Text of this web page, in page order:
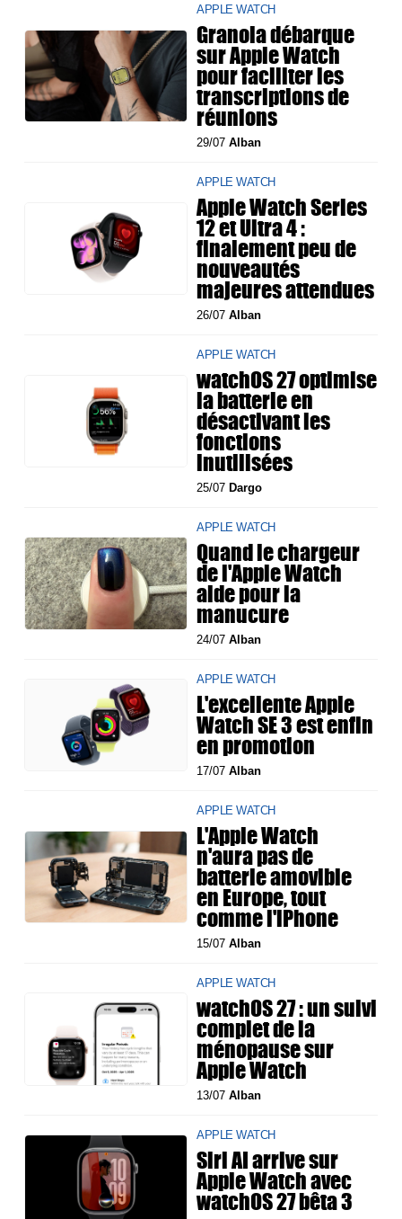
APPLE WATCH
Granola débarque
sur Apple Watch
pour faciliter les
transcriptions de
réunions
29/07Alban
APPLE WATCH
Apple Watch Series
12 et Ultra 4 :
finalement peu de
nouveautés
majeures attendues
26/07Alban
APPLE WATCH
watchOS 27 optimise
la batterie en
désactivant les
fonctions
inutilisées
25/07 Dargo
APPLE WATCH
Quand le chargeur
de l'Apple Watch
aide pour la
manucure
24/07Alban
APPLE WATCH
L'excellente Apple
Watch SE 3 est enfin
en promotion
17/07Alban
APPLE WATCH
L'Apple Watch
n'aura pas de
batterie amovible
en Europe, tout
comme l'iPhone
15/07Alban
APPLE WATCH
watchOS 27 : un suivi
complet de la
ménopause sur
Apple Watch
13/07Alban
APPLE WATCH
Siri AI arrive sur
Apple Watch avec
watchOS 27 bêta 3